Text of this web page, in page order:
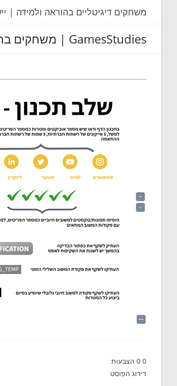
משחקים דיגיטליים בהוראה ולמידה |
GamesStudies | משחקים בחינוך
0
0 הצבעות
דירוג הפוסט